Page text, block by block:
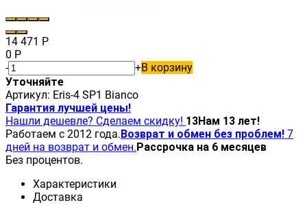
14 471 Р
0 Р
-
+В корзину
Уточняйте
Артикул: Eris-4 SP1 Bianco
Гарантия лучшей цены!
Нашли дешевле? Сделаем скидку! 13Нам 13 лет!
Работаем с 2012 года.Возврат и обмен без проблем! 7
дней на возврат и обмен.Рассрочка на 6 месяцев
Без процентов.
Характеристики
Доставка